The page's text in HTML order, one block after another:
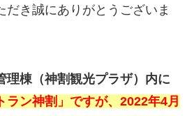
だき誠にありがとうございま
理棟（神割観光プラザ）内に
ラン神割」ですが、2022年4月